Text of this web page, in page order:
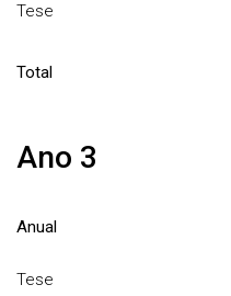
Tese
Total
Ano 3
Anual
Tese